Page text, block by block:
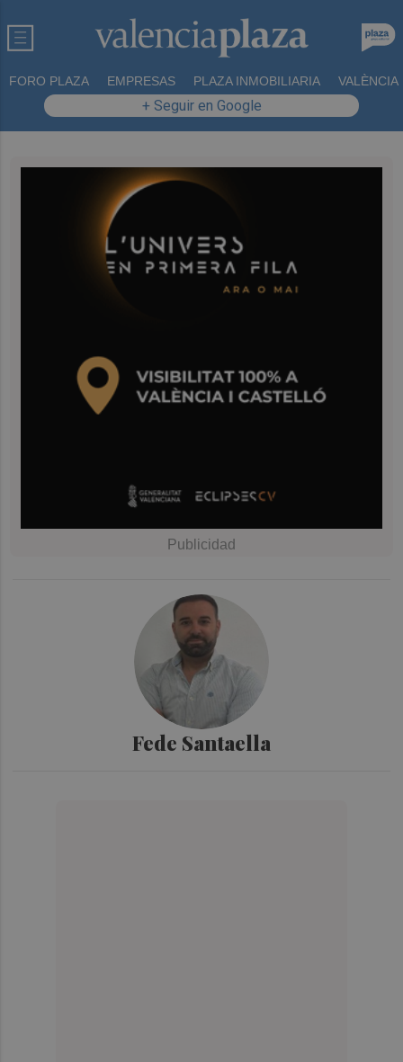
FORO PLAZA EMPRESAS PLAZA INMOBILIARIA VALÈNCIA
+ Seguir en Google
Fede Santaella